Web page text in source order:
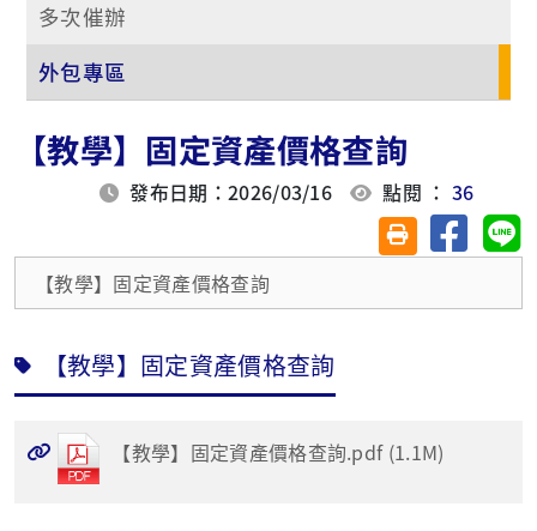
多次催辦
外包專區
【教學】固定資產價格查詢
發布日期：2026/03/16 點閱 ：36
友善列印(另開視
分享至
【教學】固定資產價格查詢
【教學】固定資產價格查詢
【教學】固定資產價格查詢.pdf (1.1M)